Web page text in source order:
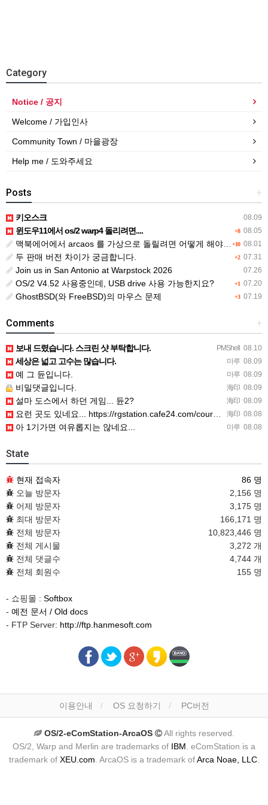
Category
Notice / 공지
Welcome / 가입인사
Community Town / 마을광장
Help me / 도와주세요
+
Posts
08.09
키오스크
+8 08.05
윈도우11에서 os/2 warp4 돌리려면....
+10 08.01
맥북에어에서 arcaos 를 가상으로 돌릴려면 어떻게 해야 하는 지요?
+2 07.31
두 판매 버전 차이가 궁금합니다.
07.26
Join us in San Antonio at Warpstock 2026
+1 07.20
OS/2 V4.52 사용중인데, USB drive 사용 가능한지요?
+3 07.19
GhostBSD(와 FreeBSD)의 마우스 문제
+
Comments
PMShell 08.10
보내 드렸습니다. 스크린 샷 부탁합니다.
마루 08.09
세상은 넓고 고수는 많습니다.
마루 08.09
예 그 듄입니다.
海印 08.09
비밀댓글입니다.
海印 08.09
설마 도스에서 하던 게임... 듄2?
海印 08.08
요런 곳도 있네요... https://rgstation.cafe24.com/course_tip/306500
마루 08.08
아 1기가면 여유롭지는 않네요...
State
현재 접속자
86 명
오늘 방문자
2,156 명
어제 방문자
3,175 명
최대 방문자
166,171 명
전체 방문자
10,823,446 명
전체 게시물
3,272 개
전체 댓글수
4,744 개
전체 회원수
155 명
- 쇼핑몰 : Softbox
- 예전 문서 / Old docs
- FTP Server: http://ftp.hanmesoft.com
이용안내 OS 요청하기 PC버전
OS/2-eComStation-ArcaOS
All rights reserved.
OS/2, Warp and Merlin are trademarks of IBM . eComStation is a
trademark of XEU.com . ArcaOS is a trademark ofArca Noae, LLC.